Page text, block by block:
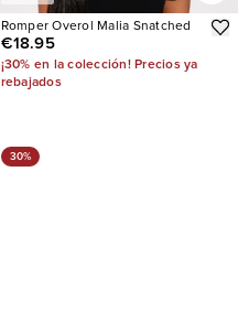
Romper Overol Malia Snatched
€18.95
¡30% en la colección! Precios ya
rebajados
30%